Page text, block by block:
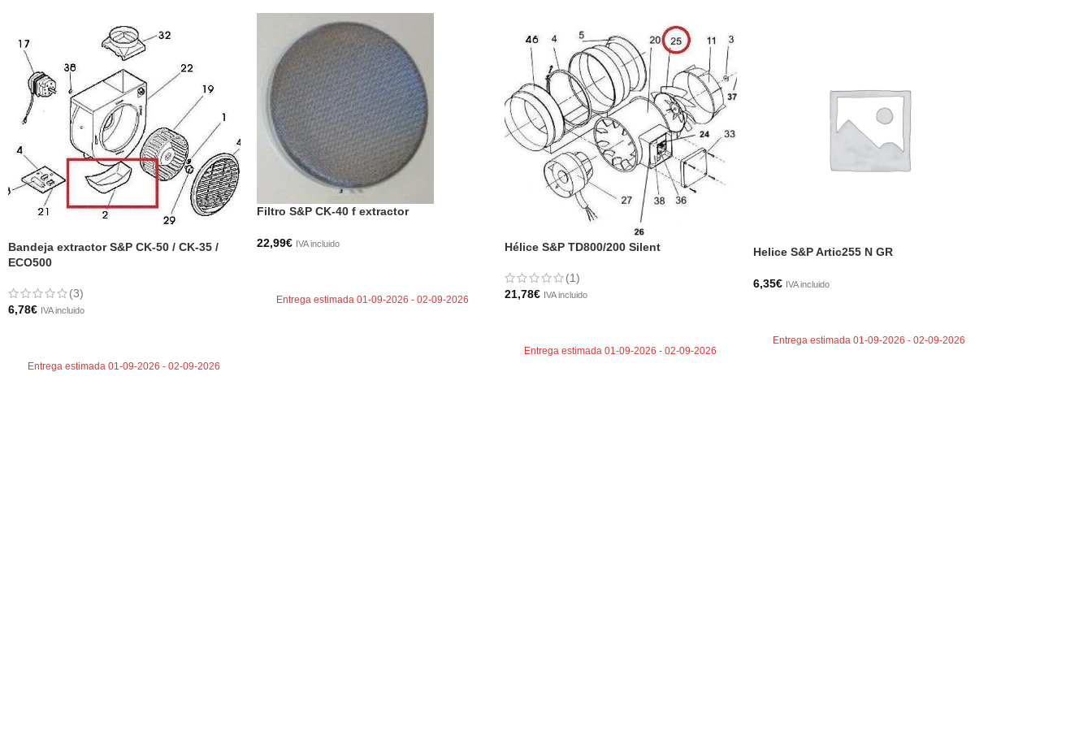
Bandeja extractor S&P CK-50 / CK-35 /
ECO500
(3)
6,78€ IVA incluido
Entrega estimada 01-09-2026 - 02-09-2026
Filtro S&P CK-40 f extractor
22,99€ IVA incluido
Entrega estimada 01-09-2026 - 02-09-2026
Hélice S&P TD800/200 Silent
(1)
21,78€ IVA incluido
Entrega estimada 01-09-2026 - 02-09-2026
Helice S&P Artic255 N GR
6,35€ IVA incluido
Entrega estimada 01-09-2026 - 02-09-2026